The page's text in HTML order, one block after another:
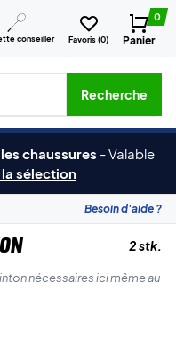
conseiller Favoris (0)
0
Panier
marques, etc.
Recherche
chaussures -Valable
la sélection
Besoin d'aide ?
2 stk.
nécessaires ici même au